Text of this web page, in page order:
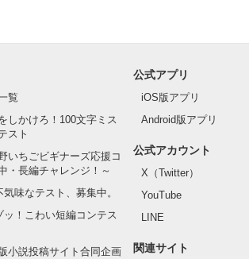
覧
しかけろ！100文字ミス
スト
いちごビギナーズ応援コ
・長編チャレンジ！～
味なテスト、募集中。
ッ！こわい短編コンテス
小説投稿サイト合同企画
公式アプリ
iOS版アプリ
Android版アプリ
公式アカウント
X（Twitter）
YouTube
LINE
関連サイト